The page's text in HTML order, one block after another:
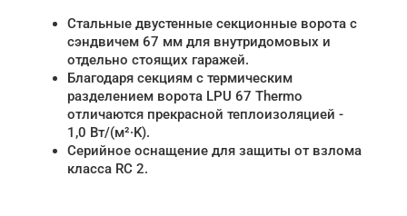
Стальные двустенные секционные ворота с
сэндвичем 67 мм для внутридомовых и
отдельно стоящих гаражей.
Благодаря секциям с термическим
разделением ворота LPU 67 Thermo
отличаются прекрасной теплоизоляцией -
1,0 Вт/(м²·K).
Серийное оснащение для защиты от взлома
класса RC 2.